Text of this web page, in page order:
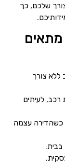
שלכם, כך
מתאים
ללא צורך
רכב, לעיתים
כשהדירה עצמה
בבית.